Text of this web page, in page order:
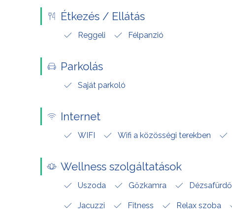
Étkezés / Ellátás
Reggeli Félpanzió
Parkolás
Saját parkoló
Internet
WIFI Wifi a közösségi terekben
Wellness szolgáltatások
Uszoda Gőzkamra Dézsafürdő
Jacuzzi Fitness Relax szoba